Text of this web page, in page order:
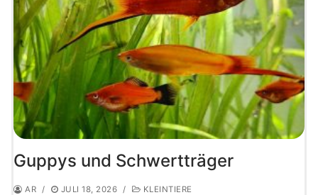
Guppys und Schwertträger
AR / JULI 18, 2026 / KLEINTIERE